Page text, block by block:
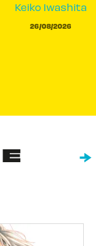
Keiko Iwashita
26/08/2026